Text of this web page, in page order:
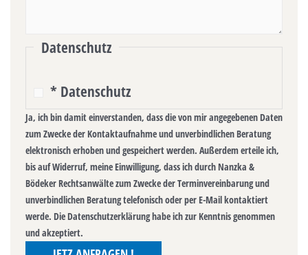
Datenschutz
* Datenschutz
Ja, ich bin damit einverstanden, dass die von mir angegebenen Daten
zum Zwecke der Kontaktaufnahme und unverbindlichen Beratung
elektronisch erhoben und gespeichert werden. Außerdem erteile ich,
bis auf Widerruf, meine Einwilligung, dass ich durch Nanzka &
Bödeker Rechtsanwälte zum Zwecke der Terminvereinbarung und
unverbindlichen Beratung telefonisch oder per E-Mail kontaktiert
werde. Die Datenschutzerklärung habe ich zur Kenntnis genommen
und akzeptiert.